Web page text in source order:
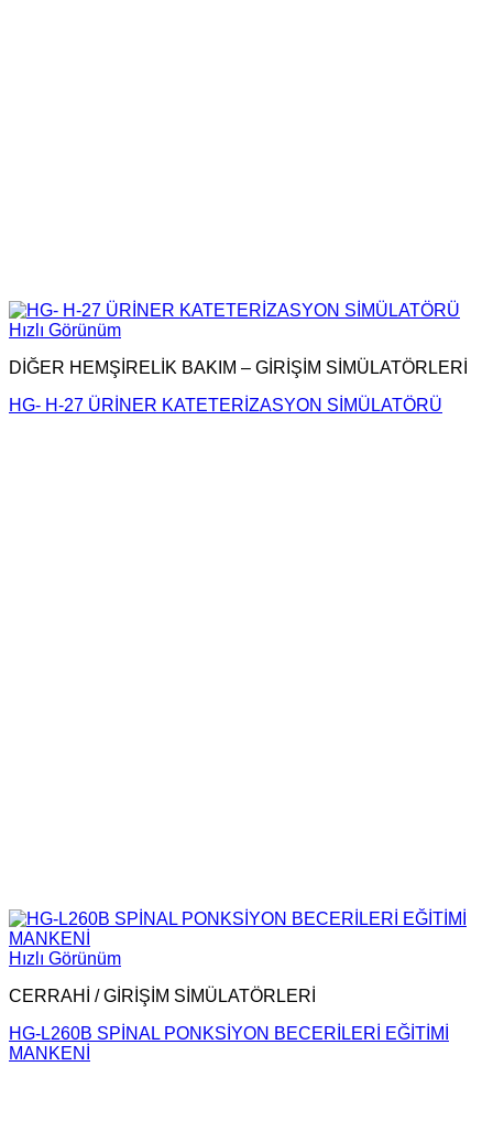
Hızlı Görünüm
DİĞER HEMŞİRELİK BAKIM – GİRİŞİM SİMÜLATÖRLERİ
HG- H-27 ÜRİNER KATETERİZASYON SİMÜLATÖRÜ
Hızlı Görünüm
CERRAHİ / GİRİŞİM SİMÜLATÖRLERİ
HG-L260B SPİNAL PONKSİYON BECERİLERİ EĞİTİMİ
MANKENİ